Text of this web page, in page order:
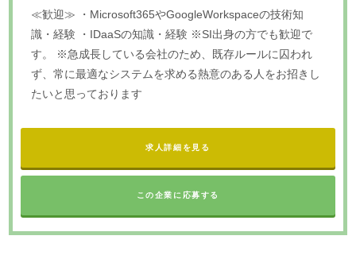
≪歓迎≫ ・Microsoft365やGoogleWorkspaceの技術知
識・経験 ・IDaaSの知識・経験 ※SI出身の方でも歓迎で
す。 ※急成長している会社のため、既存ルールに囚われ
ず、常に最適なシステムを求める熱意のある人をお招きし
たいと思っております
求人詳細を見る
この企業に応募する